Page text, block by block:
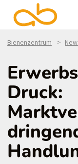
Bienenzentrum
Druck: